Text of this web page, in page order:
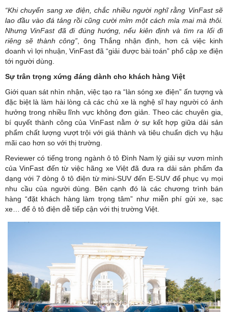
“Khi chuyển sang xe điện, chắc nhiều người nghĩ rằng VinFast sẽ
lao đầu vào đá tảng rồi cũng cười mỉm mộtcách mỉa mai mà thôi.
Nhưng VinFast đã đi đúng hướng, nếu kiên định và tìm ra lối đi
riêng sẽ thành công” , ông Thắng nhận định, hơn cả việc kinh
doanh vì lợi nhuận, VinFast đã “giải được bài toán” phổ cập xe điện
tới người dùng.
Sựtrân trọng xứng đáng dành cho khách hàng Việt
Giới quan sát nhìn nhận, việc tạo ra “làn sóng xe điện” ấn tượng và
đặc biệt là làm hài lòng cả các chủ xe là nghệ sĩ hay người có ảnh
hưởng trong nhiều lĩnh vực không đơn giản. Theo các chuyên gia,
bí quyết thành công của VinFast nằm ở sự kết hợp giữa dải sản
phẩm chất lượng vượt trội với giá thành và tiêu chuẩn dịch vụ hậu
mãi cao hơn so với thị trường.
Reviewer có tiếng trong ngành ô tô Đình Nam lý giải sự vươn mình
của VinFast đến từ việc hãng xe Việt đã đưa ra dải sản phẩm đa
dạng với 7 dòng ô tô điện từ mini-SUV đến E-SUV để phục vụ mọi
nhu cầu của người dùng. Bên cạnh đó là các chương trình bán
hàng “đặt khách hàng làm trọng tâm” như miễn phí gửi xe, sạc
xe… để ô tô điện dễ tiếp cận với thị trường Việt.